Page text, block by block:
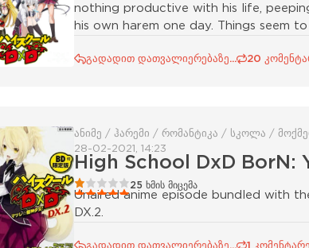
nothing productive with his life,
his own harem one day. Things seem
გადადით დათვალიერებაზე... 20
ანიმე / ჰარემი / რომანტიკა / სკოლა /
28-02-2021, 14:23
High School DxD BorN:
2 3 4 5 25 ხმის მიცემა
Unaired anime episode bundled with
DX.2.
გადადით დათვალიერებაზე... 1